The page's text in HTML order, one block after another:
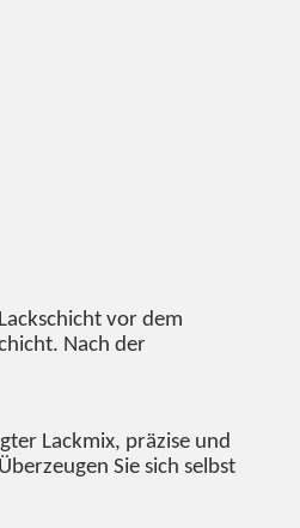
vor dem
Nach der
Lackmix, präzise und
Sie sich selbst